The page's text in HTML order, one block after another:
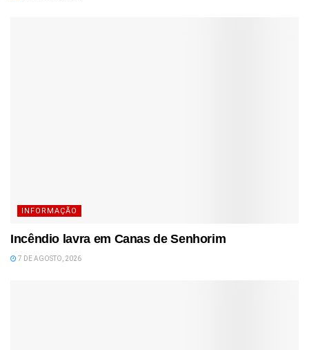
INFORMAÇÃO
Incêndio lavra em Canas de Senhorim
7 DE AGOSTO, 2026